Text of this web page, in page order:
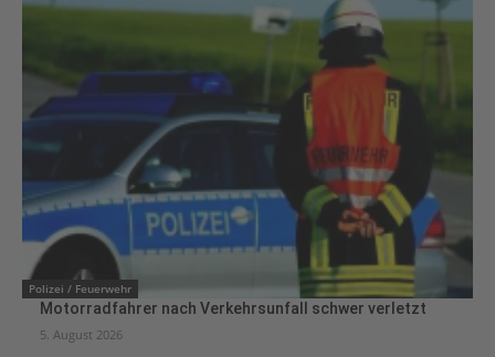
Polizei / Feuerwehr
Motorradfahrer nach Verkehrsunfall schwer verletzt
5. August 2026